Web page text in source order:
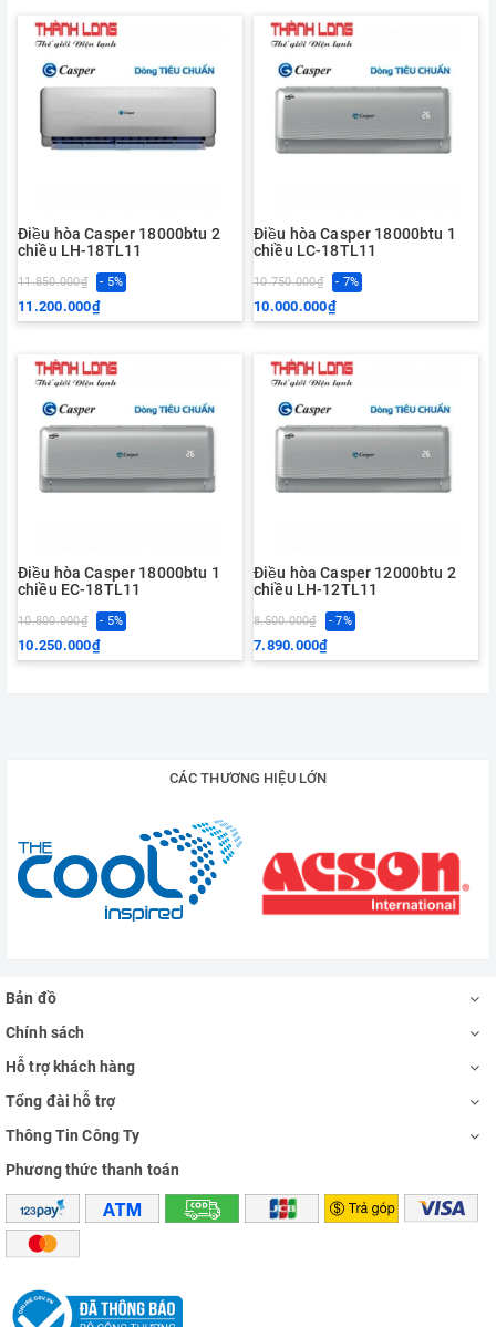
Điều hòa Casper 18000btu 2
chiều LH-18TL11
11.850.000₫ - 5%
11.200.000₫
Điều hòa Casper 18000btu 1
chiều LC-18TL11
10.750.000₫ - 7%
10.000.000₫
Điều hòa Casper 18000btu 1
chiều EC-18TL11
10.800.000₫ - 5%
10.250.000₫
Điều hòa Casper 12000btu 2
chiều LH-12TL11
8.500.000₫ - 7%
7.890.000₫
CÁC THƯƠNG HIỆU LỚN
Bản đồ
Chính sách
Hỗ trợ khách hàng
Tổng đài hỗ trợ
Thông Tin Công Ty
Phương thức thanh toán